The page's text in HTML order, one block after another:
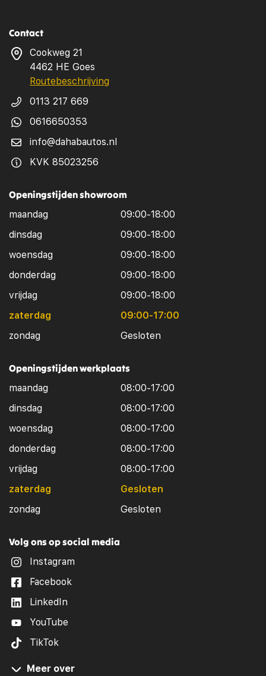
Contact
Cookweg 21
4462 HE Goes
Routebeschrijving
0113 217 669
0616650353
info@dahabautos.nl
KVK 85023256
Openingstijden showroom
maandag
09:00-18:00
dinsdag
09:00-18:00
woensdag
09:00-18:00
donderdag
09:00-18:00
vrijdag
09:00-18:00
zaterdag
09:00-17:00
zondag
Gesloten
Openingstijden werkplaats
maandag
08:00-17:00
dinsdag
08:00-17:00
woensdag
08:00-17:00
donderdag
08:00-17:00
vrijdag
08:00-17:00
zaterdag
Gesloten
zondag
Gesloten
Volg ons op social media
Instagram
Facebook
LinkedIn
YouTube
TikTok
Meer over